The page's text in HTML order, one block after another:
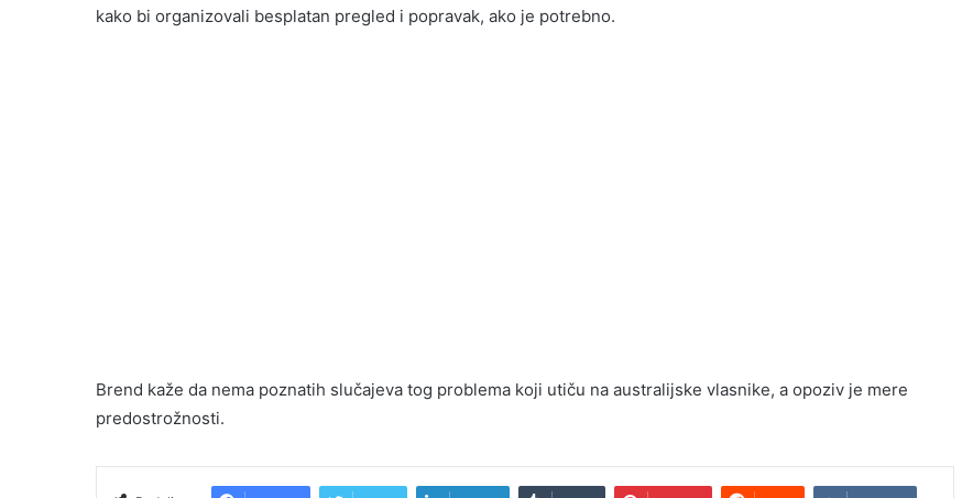
kako bi organizovali besplatan pregled i popravak, ako je potrebno.
Brend kaže da nema poznatih slučajeva tog problema koji utiču na australijske vlasnike, a opoziv je mere
predostrožnosti.